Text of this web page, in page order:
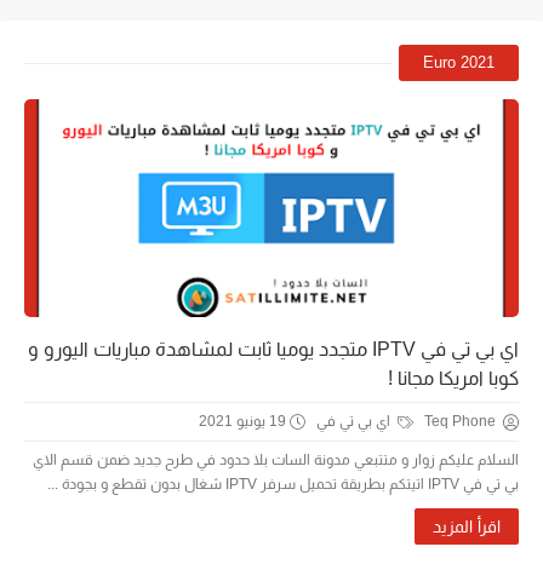
Euro 2021
اي بي تي في IPTV متجدد يوميا ثابت لمشاهدة مباريات اليورو و
كوبا امريكا مجانا !
Teq Phone اي بي تي في 19 يونيو 2021
السلام عليكم زوار و متتبعي مدونة السات بلا حدود في طرح جديد ضمن قسم الاي
بي تي في IPTV اتيتكم بطريقة تحميل سرفر IPTV شغال بدون تقطع و بجودة ...
اقرأ المزيد